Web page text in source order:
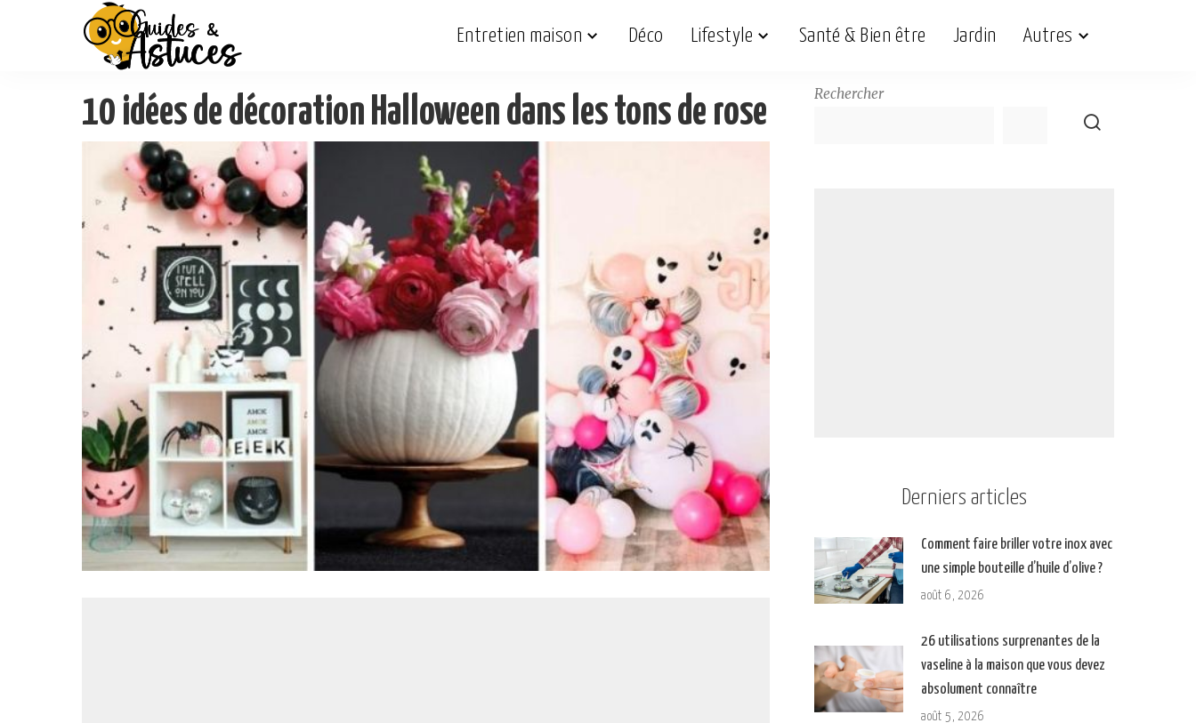
Entretien maison Déco Lifestyle Santé & Bien être Jardin Autres
10 idées de décoration Halloween dans les tons de rose Rechercher
Derniers articles
Comment faire briller votre inox avec
une simple bouteille d’huile d’olive ?
août 6, 2026
26 utilisations surprenantes de la
vaseline à la maison que vous devez
absolument connaître
août 5, 2026